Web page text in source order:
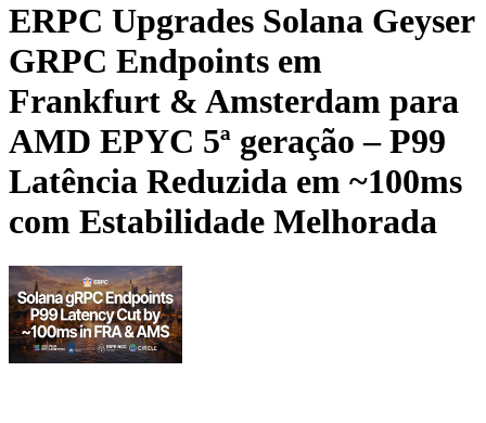
ERPC Upgrades Solana Geyser
GRPC Endpoints em
Frankfurt & Amsterdam para
AMD EPYC 5ª geração – P99
Latência Reduzida em ~100ms
com Estabilidade Melhorada